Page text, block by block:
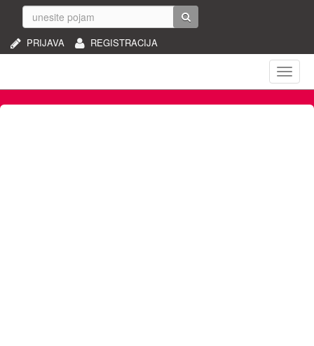
REGISTRACIJA
PRIJAVA